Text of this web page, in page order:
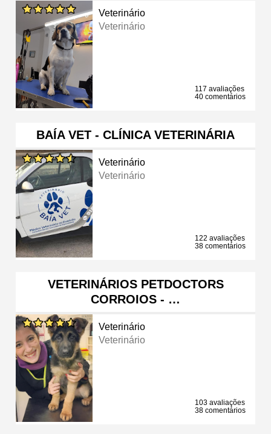
Veterinário
Veterinário
117 avaliações
40 comentários
BAÍA VET - CLÍNICA VETERINÁRIA
Veterinário
Veterinário
122 avaliações
38 comentários
VETERINÁRIOS PETDOCTORS
CORROIOS - …
Veterinário
Veterinário
103 avaliações
38 comentários